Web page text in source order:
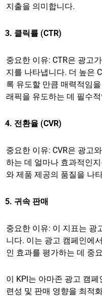
지출을 의미합니다.
3. 클릭률 (CTR)
중요한 이유: CTR은 광고
지를 나타냅니다. 더 높은
록 유도할 만큼 매력적임
래픽을 유도하는 데 필수
4. 전환율 (CVR)
중요한 이유: CVR은 광고
하는 데 얼마나 효과적인
와 제품 제공의 품질을 나
5. 귀속 판매
중요한 이유: 이 지표는 광
니다. 이는 광고 캠페인에
인 효과를 평가하는 데 중
이 KPI는 아마존 광고 캠
련성 및 판매 영향을 최적